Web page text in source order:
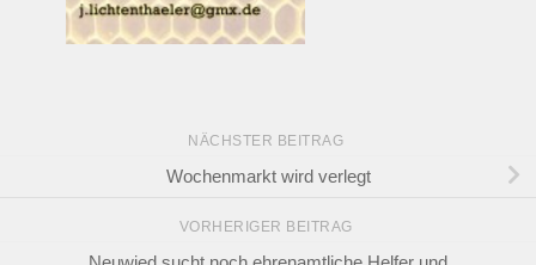
NÄCHSTER BEITRAG
Wochenmarkt wird verlegt
VORHERIGER BEITRAG